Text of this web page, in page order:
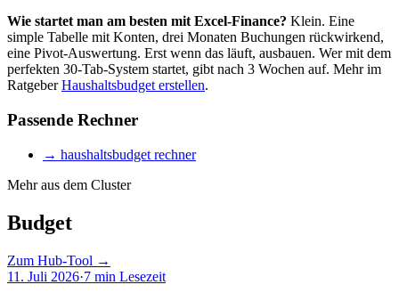
Wie startet man am besten mit Excel-Finance? Klein. Eine
simple Tabelle mit Konten, drei Monaten Buchungen rückwirkend,
eine Pivot-Auswertung. Erst wenn das läuft, ausbauen. Wer mit dem
perfekten 30-Tab-System startet, gibt nach 3 Wochen auf. Mehr im
RatgeberHaushaltsbudget erstellen.
Passende Rechner
→ haushaltsbudget rechner
Mehr aus dem Cluster
Budget
Zum Hub-Tool →
11. Juli 2026·7 min Lesezeit